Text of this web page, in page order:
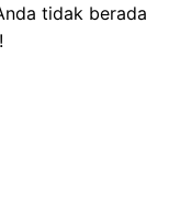
tidak berada